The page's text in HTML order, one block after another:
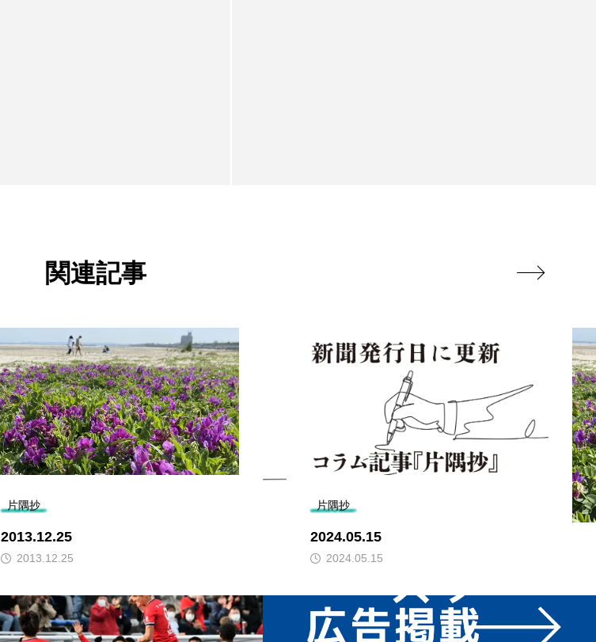
関連記事
片隅抄
2013.12.25
2013.12.25
片隅抄
2024.05.15
2024.05.15
